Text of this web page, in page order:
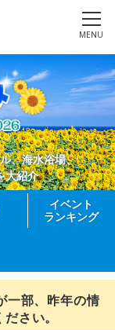
MENU
、海水浴場、
大紹介
イベント
ランキング
一部、昨年の情
さい。